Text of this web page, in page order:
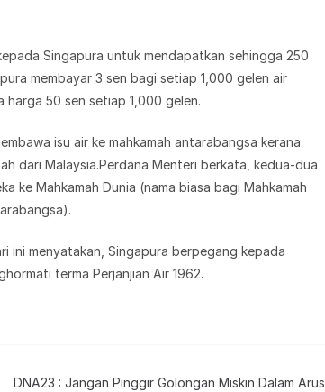
Singapura untuk mendapatkan sehingga 250
membayar 3 sen bagi setiap 1,000 gelen air
50 sen setiap 1,000 gelen.
isu air ke mahkamah antarabangsa kerana
dari Malaysia.Perdana Menteri berkata, kedua-dua
ke Mahkamah Dunia (nama biasa bagi Mahkamah
ini menyatakan, Singapura berpegang kepada
terma Perjanjian Air 1962.
DNA23 : Jangan Pinggir Golongan Miskin Dalam Arus